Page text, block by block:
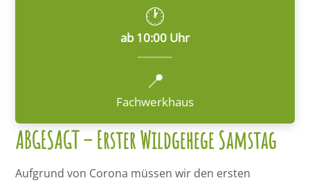
ABGESAGT – Erster Wildgehege Samstag
Aufgrund von Corona müssen wir den ersten
🕐
ab 10:00 Uhr
📍
Fachwerkhaus